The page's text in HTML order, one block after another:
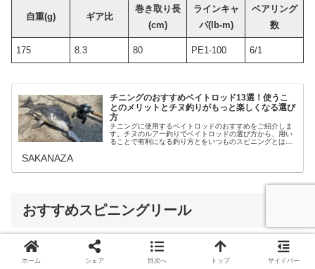
自重(g) ギア比
巻き取り長
(cm)
ラインキャ
パ(lb-m)
ベアリング
数
175 8.3 80 PE1-100 6/1
チニングのおすすめベイトロッド13選！使うこ
とのメリットとチヌ釣りがもっと楽しくなる選び
方
チニングに使用するベイトロッドのおすすめをご紹介しま
す。チヌのルアー釣りでベイトロッドの選び方から、用い
ることで有利になる釣り方とをいつものスピニングとは一
SAKANAZA
おすすめスピニングリール
チニングが流行しはじめた頃は圧倒的にスピニングの時代
ホーム シェア 目次へ トップ サイドバー